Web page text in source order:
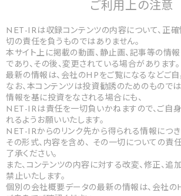
ご利用上の注意
NET-IRは収録コンテンツの内容について、正確
切の責任を負うものではありません。
本サイト上に掲載の動画、静止画、記事等の情
であり、その後、変更されている場合があります。
最新の情報は、会社のHPをご覧になるなどご自
なお、本コンテンツは投資勧誘のためのものでは
情報を基に投資をなされる場合にも、
NET-IRは責任を一切負いかねますので、ご自
れるようお願いいたします。
NET-IRからのリンク先から得られる情報につ
その形式、内容を含め、 その一切についての責
了承ください。
また、コンテンツの内容に対する改変、修正、追
禁止いたします。
個別の会社概要データの最新の情報は、会社の